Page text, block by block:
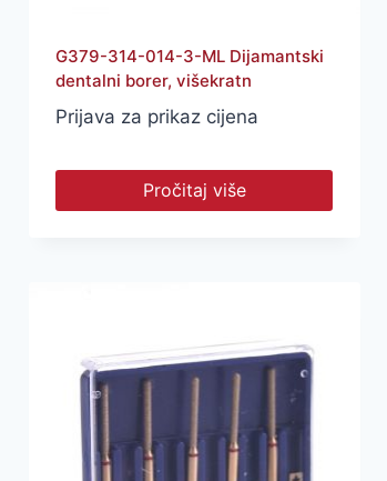
G379-314-014-3-ML Dijamantski
dentalni borer, višekratn
Prijava za prikaz cijena
Pročitaj više